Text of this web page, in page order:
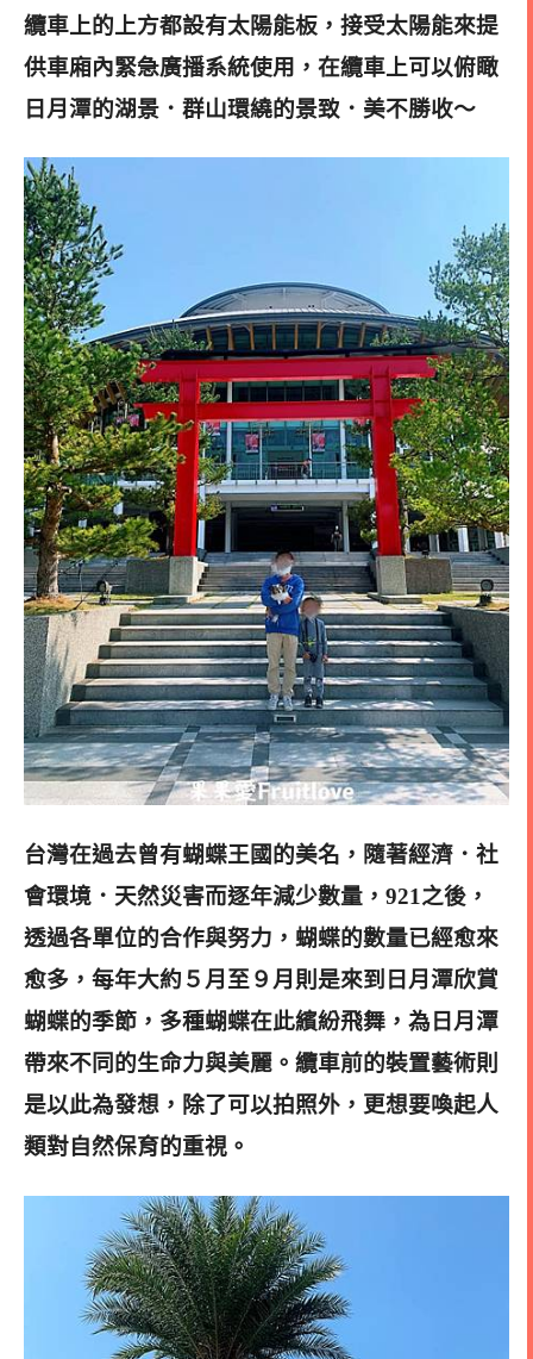
纜車上的上方都設有太陽能板，接受太陽能來提
供車廂內緊急廣播系統使用， 在纜車上可以俯瞰
日月潭的湖景．群山環繞的景致．美不勝收～
台灣在過去曾有蝴蝶王國的美名，隨著經濟．社
會環境．天然災害而逐年減少數量， 921之後，
透過各單位的合作與努力，蝴蝶的數量已經愈來
愈多， 每年大約５月至９月則是來到日月潭欣賞
蝴蝶的季節，多種蝴蝶在此繽紛飛舞，為日月潭
帶來不同的生命力與美麗。 纜車前的裝置藝術則
是以此為發想，除了可以拍照外，更想要喚起人
類對自然保育的重視。